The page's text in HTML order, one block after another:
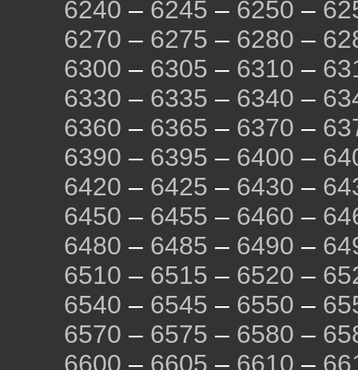
6240 – 6245 – 6250 –
6270 – 6275 – 6280 –
6300 – 6305 – 6310 –
6330 – 6335 – 6340 –
6360 – 6365 – 6370 –
6390 – 6395 – 6400 –
6420 – 6425 – 6430 –
6450 – 6455 – 6460 –
6480 – 6485 – 6490 –
6510 – 6515 – 6520 –
6540 – 6545 – 6550 –
6570 – 6575 – 6580 –
6600 – 6605 – 6610 –